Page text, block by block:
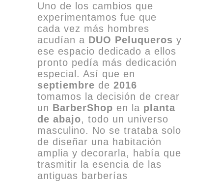
Uno de los cambios que
experimentamos fue que
cada vez más hombres
acudían a DUO Peluqueros y
ese espacio dedicado a ellos
pronto pedía más dedicación
especial. Así que en
septiembre de 2016
tomamos la decisión de crear
un BarberShop en la planta
de abajo, todo un universo
masculino. No se trataba solo
de diseñar una habitación
amplia y decorarla, había que
trasmitir la esencia de las
antiguas barberías